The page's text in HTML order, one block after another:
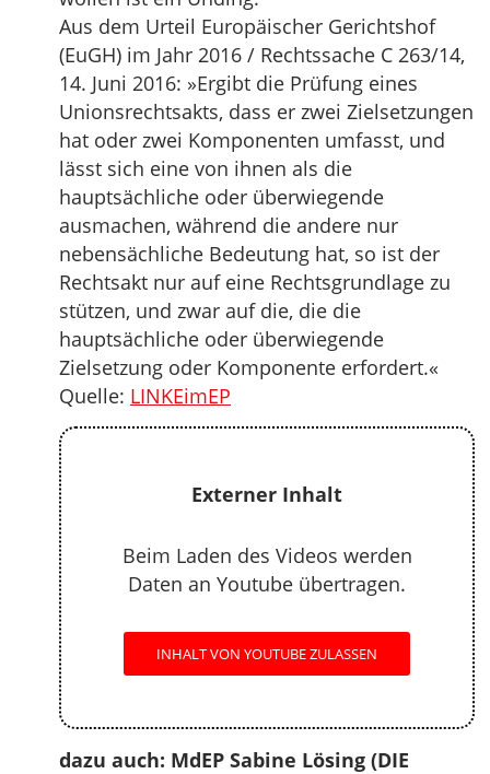
Aus dem Urteil Europäischer Gerichtshof
(EuGH) im Jahr 2016 / Rechtssache C 263/14,
14. Juni 2016: »Ergibt die Prüfung eines
Unionsrechtsakts, dass er zwei Zielsetzungen
hat oder zwei Komponenten umfasst, und
lässt sich eine von ihnen als die
hauptsächliche oder überwiegende
ausmachen, während die andere nur
nebensächliche Bedeutung hat, so ist der
Rechtsakt nur auf eine Rechtsgrundlage zu
stützen, und zwar auf die, die die
hauptsächliche oder überwiegende
Zielsetzung oder Komponente erfordert.«
Quelle: LINKEimEP
Externer Inhalt
Beim Laden des Videos werden
Daten an Youtube übertragen.
INHALT VON YOUTUBE ZULASSEN
dazu auch: MdEP Sabine Lösing (DIE